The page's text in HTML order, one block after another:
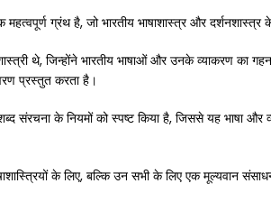
एक महत्वपूर्ण ग्रंथ है, जो भारतीय भाषाशास्त्र और
थे, जिन्होंने भारतीय भाषाओं और उनके व्याकरण का
प्रस्तुत करता है।
संरचना के नियमों को स्पष्ट किया है, जिससे यह भाषा और
के लिए, बल्कि उन सभी के लिए एक मूल्यवान